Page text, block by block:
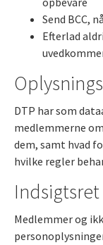
Send BCC,
Efterlad
DTP har som
medlemmerne
dem, samt hvad
hvilke regler
Indsigtsret
Medlemmer og